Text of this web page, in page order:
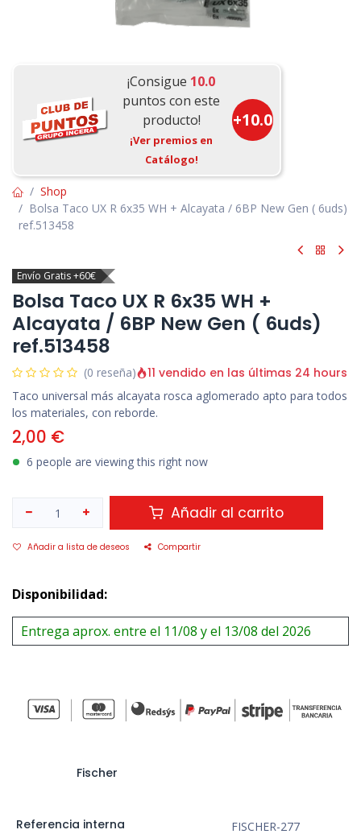
¡Consigue 10.0
puntos con este
producto!
¡Ver premios en
Catálogo!
+10.0
Shop
Bolsa Taco UX R 6x35 WH + Alcayata / 6BP New Gen ( 6uds)
ref.513458
Envío Gratis +60€
Bolsa Taco UX R 6x35 WH +
Alcayata / 6BP New Gen ( 6uds)
ref.513458
(0 reseña) 11 vendido en las últimas 24 hours
Taco universal más alcayata rosca aglomerado apto para todos
los materiales, con reborde.
2,00 €
6 people are viewing this right now
Añadir al carrito
Añadir a lista de deseos Compartir
Disponibilidad:
Entrega aprox. entre el 11/08 y el 13/08 del 2026
Fischer
Referencia interna FISCHER-277